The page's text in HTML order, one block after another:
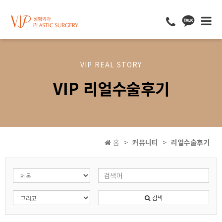
VIP REAL STORY
VIP 리얼수술후기
홈 커뮤니티 리얼수술후기
검색